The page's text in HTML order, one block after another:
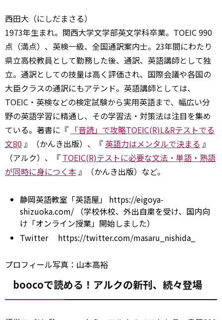
西田大（にしだまさる）
1973年生まれ。関西大学文学部英文学科卒業。TOEIC 990
点（満点）、英検一級、全国通訳案内士。23年間にわたり
県立高校教員として勤務した後、通訳、英語講師として独
立。通訳としての技量は高く評価され、国際会議や各国の
大臣クラスの通訳にもアテンド。英語講師としては、
TOEIC・英検などの検定試験から実用英語まで、幅広い分
野の英語学習に精通し、その学習法・対策法は注目を集め
ている。著書に『 「音読」で攻略TOEIC(R)L&Rテストでる
文80』（かんき出版）、『 英語力はメンタルで決まる 』
（アルク）、『 TOEIC(R)テストに必要な文法・単語・熟語
が同時に身につく本 』（かんき出版）など。
静岡英語教室「英語屋」 https://eigoya-
shizuoka.com/ （学校休校、外出自粛を受け、国内向
け「オンライン授業」開始しました）
Twitter https://twitter.com/masaru_nishida_
プロフィール写真：山本高裕
boocoで読める！アルクの新刊、続々登場